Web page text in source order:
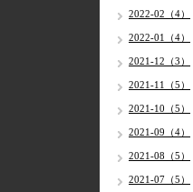
2022-02（4）
2022-01（4）
2021-12（3）
2021-11（5）
2021-10（5）
2021-09（4）
2021-08（5）
2021-07（5）